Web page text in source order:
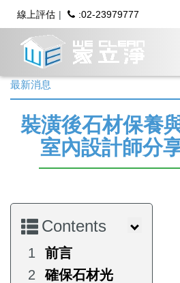
線上評估 :02-23979777
最新消息
裝潢後石材保養
室內設計師分
Contents
前言
確保石材光